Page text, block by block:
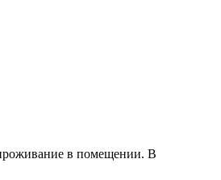
в помещении. В